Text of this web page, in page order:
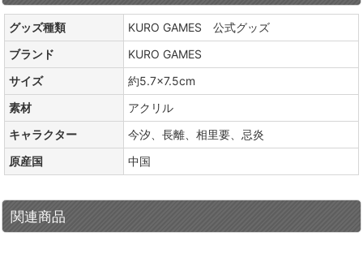
グッズ種類
KURO GAMES 公式グッズ
ブランド
KURO GAMES
サイズ
約5.7×7.5cm
素材
アクリル
キャラクター
今汐、長離、相里要、忌炎
原産国
中国
関連商品